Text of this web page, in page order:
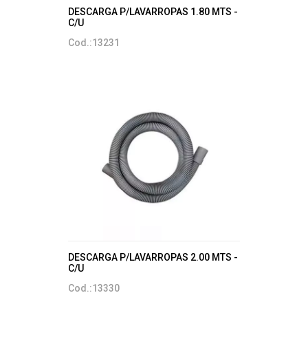
DESCARGA P/LAVARROPAS 1.80 MTS -
C/U
Cod.:13231
DESCARGA P/LAVARROPAS 2.00 MTS -
C/U
Cod.:13330